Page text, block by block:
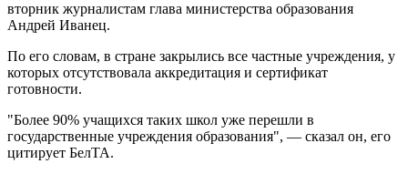
вторник журналистам глава министерства образования
Андрей Иванец.
По его словам, в стране закрылись все частные учреждения, у
которых отсутствовала аккредитация и сертификат
готовности.
"Более 90% учащихся таких школ уже перешли в
государственные учреждения образования", — сказал он, его
цитирует БелТА.